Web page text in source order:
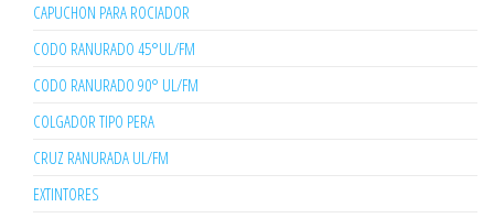
CAPUCHON PARA ROCIADOR
CODO RANURADO 45°UL/FM
CODO RANURADO 90° UL/FM
COLGADOR TIPO PERA
CRUZ RANURADA UL/FM
EXTINTORES